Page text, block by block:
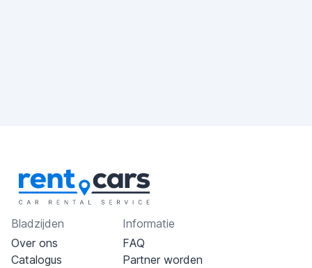
Bladzijden
Over ons
Catalogus
Informatie
FAQ
Partner worden